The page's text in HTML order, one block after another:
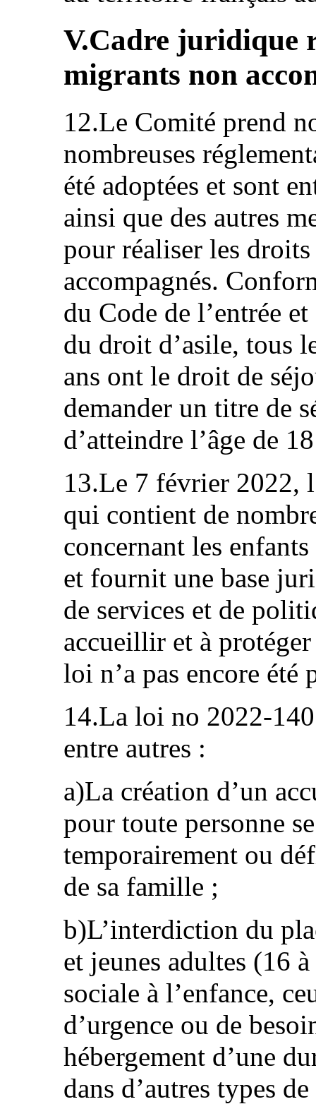
V.Cadre juridique
migrants non
12.Le Comité prend
nombreuses
été adoptées et sont
ainsi que des autres
pour réaliser les
accompagnés.
du Code de l’entrée
du droit d’asile, tous
ans ont le droit de
demander un titre de
d’atteindre l’âge de
13.Le 7 février 2022,
qui contient de
concernant les
et fournit une base
de services et de
accueillir et à
loi n’a pas encore
14.La loi no 2022-
entre autres :
a)La création d’un
pour toute personne
temporairement ou
de sa famille ;
b)L’interdiction du
et jeunes adultes (16
sociale à l’enfance,
d’urgence ou de
hébergement d’une
dans d’autres types